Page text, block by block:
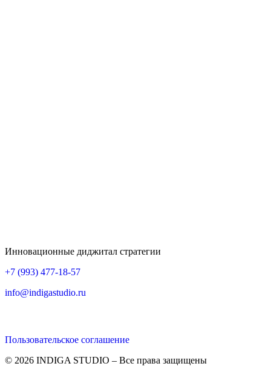
Инновационные диджитал стратегии
+7 (993) 477-18-57
info@indigastudio.ru
Пользовательское соглашение
© 2026 INDIGA STUDIO – Все права защищены